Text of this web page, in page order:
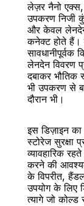
लेज़र नैनो
उपकरण निजी
और केवल लेनदेन
कनेक्ट होते हैं।
लेनदेन विवरण
दबाकर भौतिक
भी उपकरण से
दौरान भी।
इस डिज़ाइन
स्टोरेज सुरक्षा
व्यावहारिक
करने की
के विपरीत,
उपयोग के लिए
त्यागे जो कोल्ड